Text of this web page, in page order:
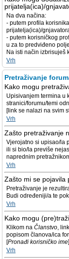
prijatelja(ica)/
Na dva načina:
- putem profila
prijatelja(ica)/
- putem korisničkog
u za to predviđeno
Na isti način izbrisuješ
Vrh
Pretraživanje
Kako mogu
Upisivanjem termina u
stranici/forumu/temi
[link se nalazi na svim
Vrh
Zašto pretraživanje
Vjerojatno si upisao/la
ili si bio/la previše
naprednim
Vrh
Zašto mi se pojavila
Pretraživanje je
Budi određeniji/a te
Vrh
Kako mogu
Klikom na Članstvo,
popisom članova/ica
[Pronađi korisničko ime
Vrh